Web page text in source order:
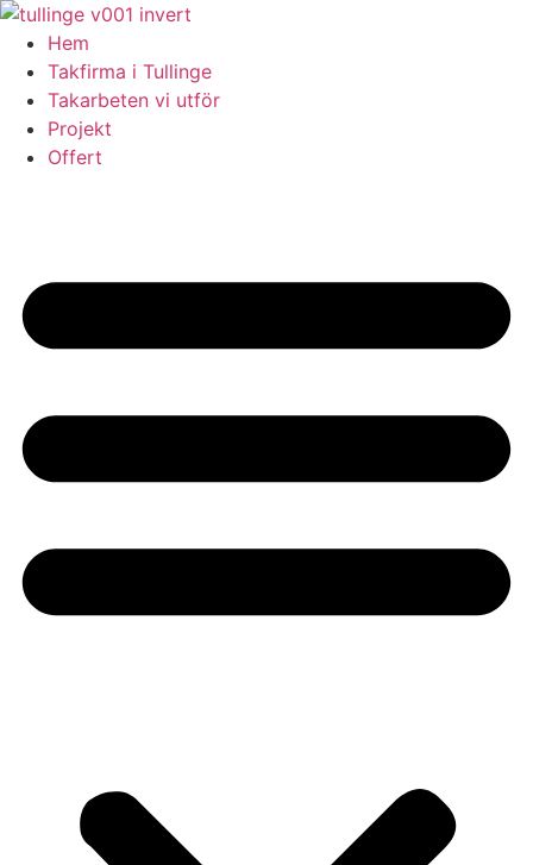
Skip
content
Hem
Takfirma i Tullinge
Takarbeten vi utför
Projekt
Offert